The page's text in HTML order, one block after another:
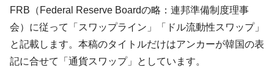
塊！
Fact1
夏の甲子園、優勝校を最も多く輩出している都道
府県とは？
Fact1 今話題の「楽天ライオンズ」とは？
FRB（Federal Reserve Boardの略：連邦準備制度理事
会）に従って「スワップライン」「ドル流動性スワップ」
と記載します。本稿のタイトルだけはアンカーが韓国の表
記に合せて「通貨スワップ」としています。